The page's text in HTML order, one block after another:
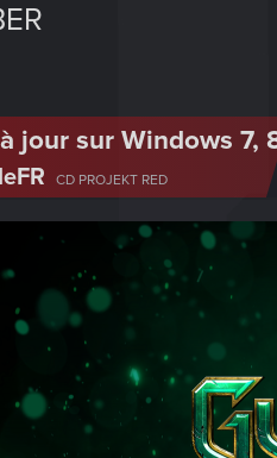
jour sur Windows 7,
CD PROJEKT RED